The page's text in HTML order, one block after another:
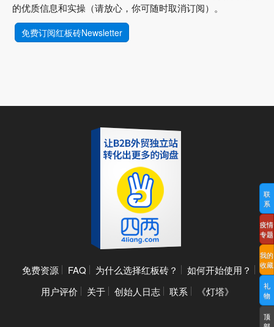
的优质信息和实操（请放心，你可随时取消订阅）。
免费订阅红板砖Newsletter
免费资源 FAQ 为什么选择红板砖？
如何开始使用？
用户评价
关于 创始人日志 联系 《灯塔》
联
系
疫情
专题
我的
收藏
礼
物
顶